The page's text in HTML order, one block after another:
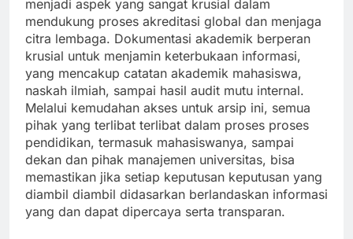
menjadi aspek yang sangat krusial dalam
mendukung proses akreditasi global dan menjaga
citra lembaga. Dokumentasi akademik berperan
krusial untuk menjamin keterbukaan informasi,
yang mencakup catatan akademik mahasiswa,
naskah ilmiah, sampai hasil audit mutu internal.
Melalui kemudahan akses untuk arsip ini, semua
pihak yang terlibat terlibat dalam proses proses
pendidikan, termasuk mahasiswanya, sampai
dekan dan pihak manajemen universitas, bisa
memastikan jika setiap keputusan keputusan yang
diambil diambil didasarkan berlandaskan informasi
yang dan dapat dipercaya serta transparan.